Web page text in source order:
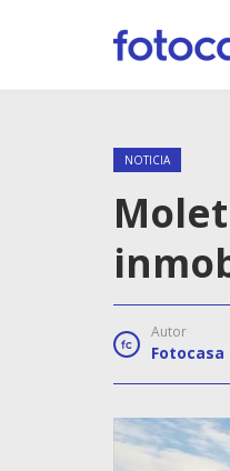
NOTICIA
Autor
Fotocasa